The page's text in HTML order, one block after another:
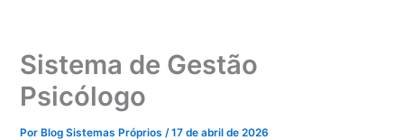
Sistema de Gestão
Psicólogo
Por Blog Sistemas Próprios/17 de abril de 2026